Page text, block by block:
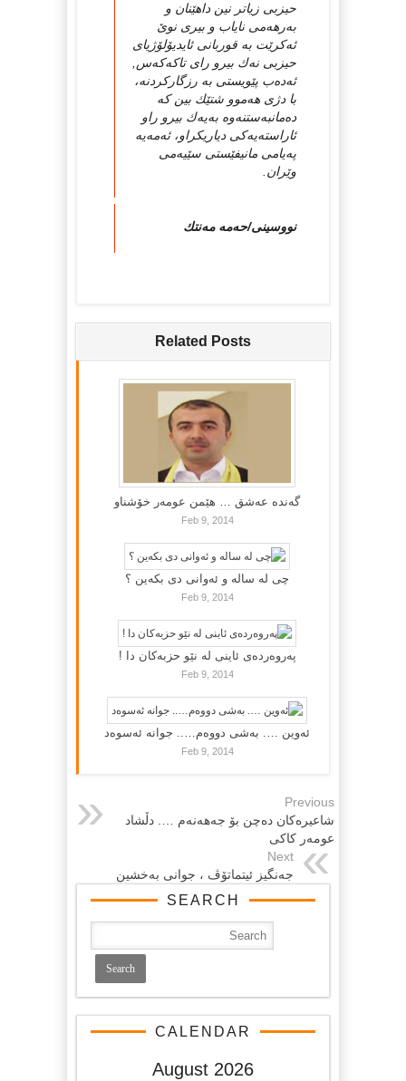
حیزبی زیاتر نین داهێنان و
به‌رهه‌می نایاب و بیری نوێ‌
ئه‌كرێت به‌ قوربانی ئایدیۆلۆژیای
حیزبی نه‌ك بیرو رای تاكه‌كه‌س,
ئه‌ده‌ب پێویستی به‌ رزگاركردنه‌،
با دژی هه‌موو شتێك بین كه‌
ده‌مانبه‌ستنه‌وه‌ به‌یه‌ك بیرو راو
ئاراسته‌یه‌كی دیاریكراو، ئه‌مه‌یه‌
په‌یامی مانیفێستی سێیه‌می
وێران.
نووسینی/حه‌مه‌ مه‌نتك
Related Posts
گه‌نده‌ عه‌شق … هێمن عومه‌ر خۆشناو
Feb 9, 2014
چی لە سالە و ئەوانی دی بكەین ؟
Feb 9, 2014
پەروەردەی ئاینی لە نێو حزبەکان دا !
Feb 9, 2014
ئەوین …. بەشی دووەم….. جوانە ئەسوەد
Feb 9, 2014
Previous
شاعیره‌کان ده‌چن بۆ جه‌هه‌نه‌م …. دڵشاد
عومه‌ر کاکی
Next
جه‌نگیز ئیتماتۆڤ ، جوانی به‌خشین
SEARCH
CALENDAR
August 2026